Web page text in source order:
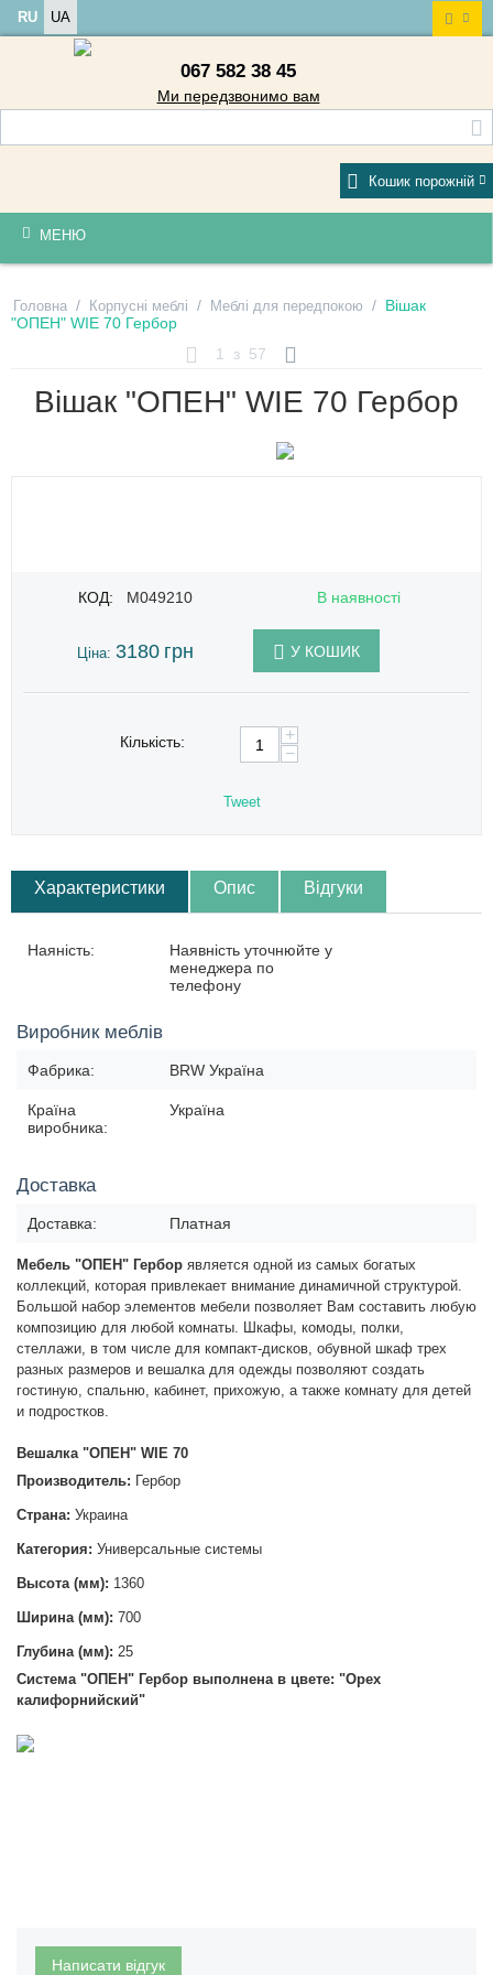
RU UA
067 582 38 45
Ми передзвонимо вам
Кошик порожній
МЕНЮ
Головна / Корпусні меблі / Меблі для передпокою / Вішак
"ОПЕН" WIE 70 Гербор
1
з 57
Вішак "ОПЕН" WIE 70 Гербор
КОД: M049210 В наявності
Ціна: 3180 грн У КОШИК
Кількість:
+
−
Tweet
Характеристики Опис Відгуки
Наяність:
Наявність уточнюйте у
менеджера по
телефону
Виробник меблів
Фабрика: BRW Україна
Країна
виробника:
Україна
Доставка
Доставка: Платная
Мебель "ОПЕН" Гербор является одной из самых богатых
коллекций, которая привлекает внимание динамичной структурой.
Большой набор элементов мебели позволяет Вам составить любую
композицию для любой комнаты. Шкафы, комоды, полки,
стеллажи, в том числе для компакт-дисков, обувной шкаф трех
разных размеров и вешалка для одежды позволяют создать
гостиную, спальню, кабинет, прихожую, а также комнату для детей
и подростков.
Вешалка "ОПЕН" WIE 70
Производитель: Гербор
Страна: Украина
Категория: Универсальные системы
Высота (мм): 1360
Ширина (мм): 700
Глубина (мм): 25
Система "ОПЕН" Гербор выполнена в цвете: "Орех
калифорнийский"
Написати відгук